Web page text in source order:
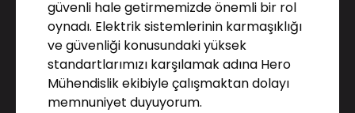
güvenli hale getirmemizde önemli bir rol
oynadı. Elektrik sistemlerinin karmaşıklığı
ve güvenliği konusundaki yüksek
standartlarımızı karşılamak adına Hero
Mühendislik ekibiyle çalışmaktan dolayı
memnuniyet duyuyorum.